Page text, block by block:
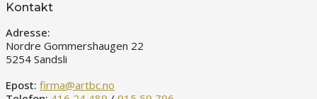
Kontakt
Adresse:
Nordre Gommershaugen 22
5254 Sandsli
Epost: firma@artbc.no